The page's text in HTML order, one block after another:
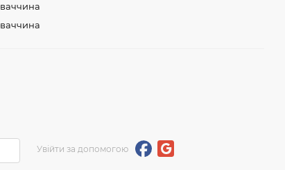
Увійти за допомогою